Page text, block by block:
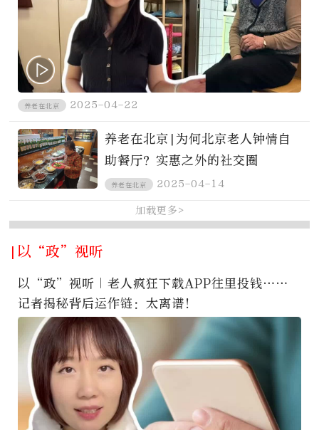
养老在北京 2025-04-22
养老在北京|为何北京老人钟情自
助餐厅？实惠之外的社交圈
养老在北京 2025-04-14
加载更多>
|以“政”视听
以“政”视听｜老人疯狂下载APP往里投钱……
记者揭秘背后运作链：太离谱！